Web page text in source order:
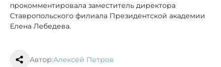
прокомментировала заместитель директора
Ставропольского филиала Президентской академии
Елена Лебедева.
Автор:Алексей Петров